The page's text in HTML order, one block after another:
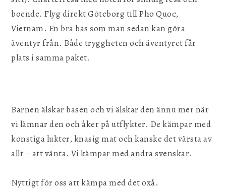
boende. Flyg direkt Göteborg till Pho Quoc,
Vietnam. En bra bas som man sedan kan göra
äventyr från. Både tryggheten och äventyret får
plats i samma paket.
Barnen älskar basen och vi älskar den ännu mer när
vi lämnar den och åker på utflykter. De kämpar med
konstiga lukter, knasig mat och kanske det värsta av
allt – att vänta. Vi kämpar med andra svenskar.
Nyttigt för oss att kämpa med det oxå.